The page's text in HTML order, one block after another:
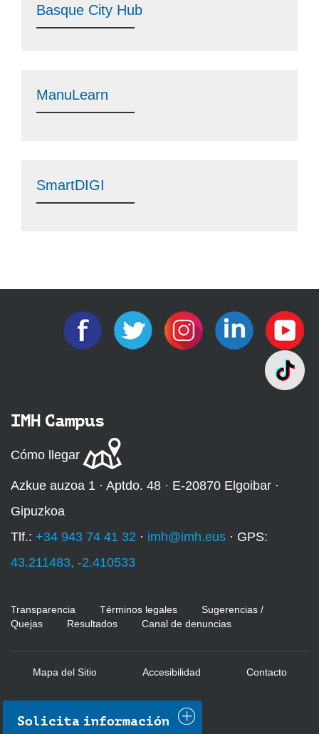
Basque City Hub
ManuLearn
SmartDIGI
Solicita información
IMH Campus
Cómo llegar
Azkue auzoa 1 · Aptdo. 48 · E-20870 Elgoibar ·
Gipuzkoa
Tlf.: +34 943 74 41 32 · imh@imh.eus · GPS:
43.211483, -2.410533
Transparencia Términos legales
Sugerencias /
Quejas
Resultados Canal de denuncias
Mapa del Sitio Accesibilidad Contacto